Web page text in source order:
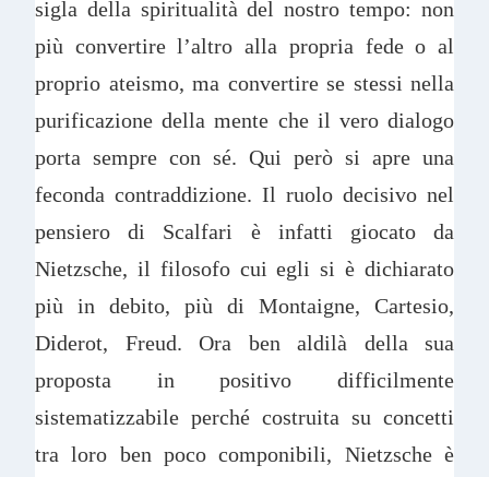
sigla della spiritualità del nostro tempo: non
più convertire l’altro alla propria fede o al
proprio ateismo, ma convertire se stessi nella
purificazione della mente che il vero dialogo
porta sempre con sé. Qui però si apre una
feconda contraddizione. Il ruolo decisivo nel
pensiero di Scalfari è infatti giocato da
Nietzsche, il filosofo cui egli si è dichiarato
più in debito, più di Montaigne, Cartesio,
Diderot, Freud. Ora ben aldilà della sua
proposta in positivo difficilmente
sistematizzabile perché costruita su concetti
tra loro ben poco componibili, Nietzsche è